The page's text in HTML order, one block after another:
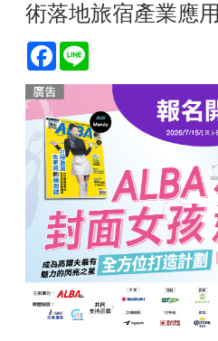
術落地旅宿產業應用
Facebook